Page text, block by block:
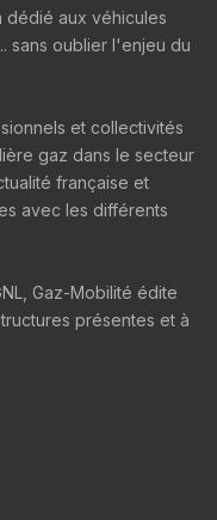
dédié aux véhicules
sans oublier l'enjeu du
et collectivités
gaz dans le secteur
française et
avec les différents
Gaz-Mobilité édite
présentes et à